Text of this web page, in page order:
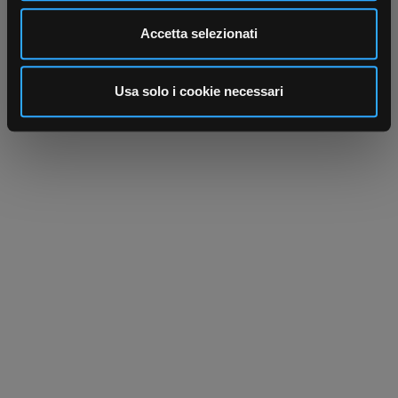
Utilizziamo i cookie per personalizzare contenuti ed
analizzare il nostro traffico. Condividiamo inoltre
informazioni sul modo in cui utilizza il nostro sito con i
nostri partner che si occupano di analisi dei dati web,
pubblicità e social media, i quali potrebbero combinarle
Accetta selezionati
Usa solo i cookie necessari